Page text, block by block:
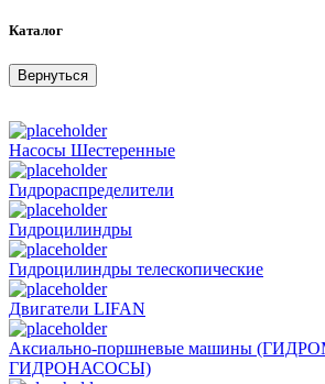
Каталог
Вернуться
Насосы Шестеренные
Гидрораспределители
Гидроцилиндры
Гидроцилиндры телескопические
Двигатели LIFAN
Аксиально-поршневые машины
ГИДРОНАСОСЫ)